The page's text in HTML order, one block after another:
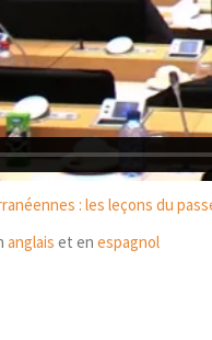
: les leçons du
anglais et en espagnol